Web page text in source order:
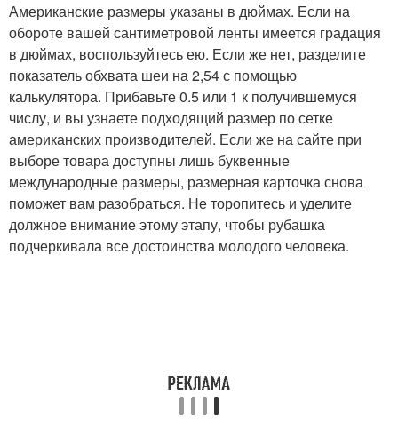
Американские размеры указаны в дюймах. Если на
обороте вашей сантиметровой ленты имеется градация
в дюймах, воспользуйтесь ею. Если же нет, разделите
показатель обхвата шеи на 2,54 с помощью
калькулятора. Прибавьте 0.5 или 1 к получившемуся
числу, и вы узнаете подходящий размер по сетке
американских производителей. Если же на сайте при
выборе товара доступны лишь буквенные
международные размеры, размерная карточка снова
поможет вам разобраться. Не торопитесь и уделите
должное внимание этому этапу, чтобы рубашка
подчеркивала все достоинства молодого человека.